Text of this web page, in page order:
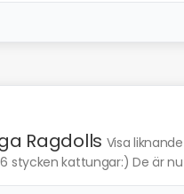
Ragdolls Visa liknande
stycken kattungar:) De är nu